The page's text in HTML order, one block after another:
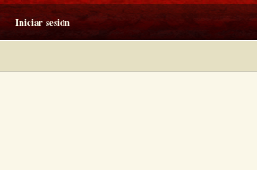
Iniciar sesión